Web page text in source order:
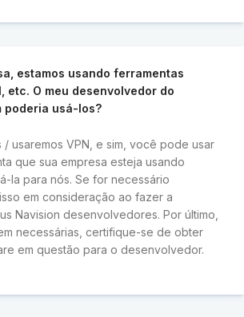
estamos usando ferramentas
etc. O meu desenvolvedor do
poderia usá-los?
/ usaremos VPN, e sim, você pode usar
que sua empresa esteja usando
la para nós. Se for necessário
em consideração ao fazer a
Navision desenvolvedores. Por último,
necessárias, certifique-se de obter
em questão para o desenvolvedor.